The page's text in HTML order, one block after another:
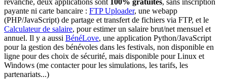
payante ni carte bancaire : FTP Uploader, une webapp
(PHP/JavaScript) de partage et transfert de fichiers via FTP, et le
Calculateur de salaire, pour estimer un salaire brut/net mensuel et
annuel. Il y a aussi BénéLove, une application Python/JavaScript
pour la gestion des bénévoles dans les festivals, non disponible en
ligne pour des choix de sécurité, mais disponible pour Linux et
Windows (me contacter pour les simulations, les tarifs, les
partenariats...)